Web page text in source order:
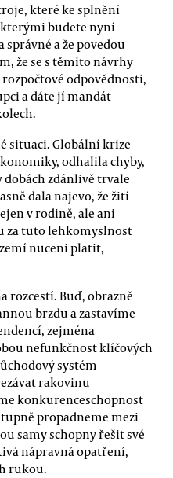
které ke splnění
budete nyní
a že povedou
že se s těmito návrhy
odpovědnosti,
a dáte jí mandát
situaci. Globální krize
odhalila chyby,
zdánlivě trvale
dala najevo, že žití
v rodině, ale ani
za tuto lehkomyslnost
nuceni platit,
rozcestí. Buď, obrazně
brzdu a zastavíme
zejména
nefunkčnost klíčových
systém
rakovinu
konkurenceschopnost
propadneme mezi
samy schopny řešit své
nápravná opatření,
rukou.